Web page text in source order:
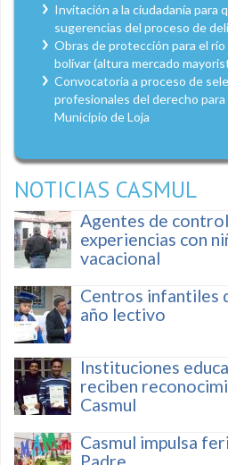
Invitación a la ciudadanía para
sugerencias del proceso de
Obras de protección para el
bolívar (altura mercado
Convocatoria a proceso de
profesionales del derecho
Municipio de Loja
NOTICIAS CASMUL
Agentes de
experiencias con
vacacional
Centros infantiles
año lectivo
Instituciones
reciben
Casmul
Casmul impulsa